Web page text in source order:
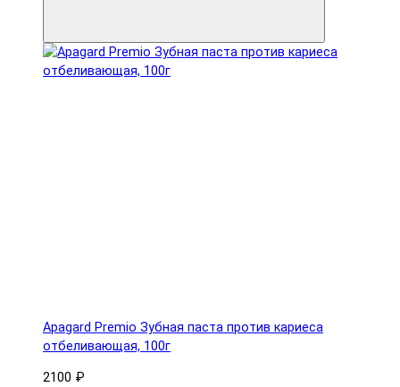
Apagard Premio Зубная паста против кариеса
отбеливающая, 100г
2100 ₽